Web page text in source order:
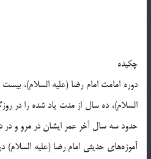
چکیده
دوره امامت امام رضا (علیه السلام)،
السلام)، ده سال از مدت یاد شده را در
حدود سه سال آخر عمر ایشان در مرو و
آموزه‌های حدیثی امام رضا (علیه السلام)